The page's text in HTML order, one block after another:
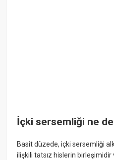
İçki sersemliği ne
Basit düzede, içki sersemliği
ilişkili tatsız hislerin birleşimidir